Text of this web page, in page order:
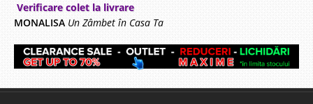
Verificare colet la livrare
MONALISA Un Zâmbet în Casa Ta